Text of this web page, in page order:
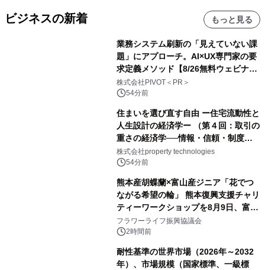
ビジネスの新着 もっと見る
業務システム刷新の「見えていない課
題」にアプローチ。AI×UX専門家の要
求定義メソッド【8/26無料ウェビナ
ー】株式会社PIVOT
株式会社PIVOT＜PR＞
54分前
住まいを選び直す自由 ー住宅流動性と
人生設計の経済学ー （第４回：取引の
重さの経済学──情報・信頼・制度を
PropTechはどう組み替えるか）｜
PropTech-Lab
株式会社property technologies
54分前
熊本産胡蝶蘭×富山産ジニア「花でつ
ながる希望の輪」 熊本復興支援チャリ
ティーワークショップを8月9日、富
山・射水で開催
フラワーライフ振興協議会
2時間前
耐性基準の世界市場（2026年～2032
年）、市場規模（国家標準、一級標